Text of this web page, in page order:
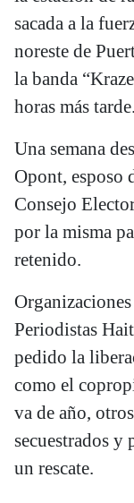
sacada a la
noreste de
la banda
horas más tarde.
Una semana
Opont, esposo
Consejo
por la misma
retenido.
Periodistas
pedido la
como el
va de año,
secuestrados y
un rescate.